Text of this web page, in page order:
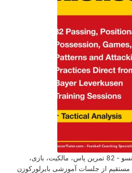
خرید آنلاین کتاب ژابی آلونسو - 82 تمرین پاس، مالکیت، بازی،
مستقیم از جلسات آموزشی بایرلورکوزن